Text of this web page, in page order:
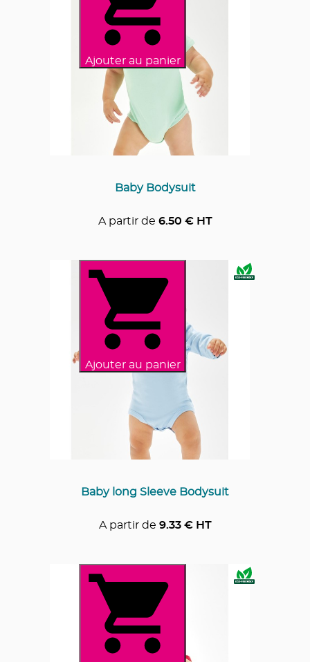
Ajouter au panier
Baby Bodysuit
A partir de 6.50 € HT
Ajouter au panier
Baby long Sleeve Bodysuit
A partir de 9.33€ HT